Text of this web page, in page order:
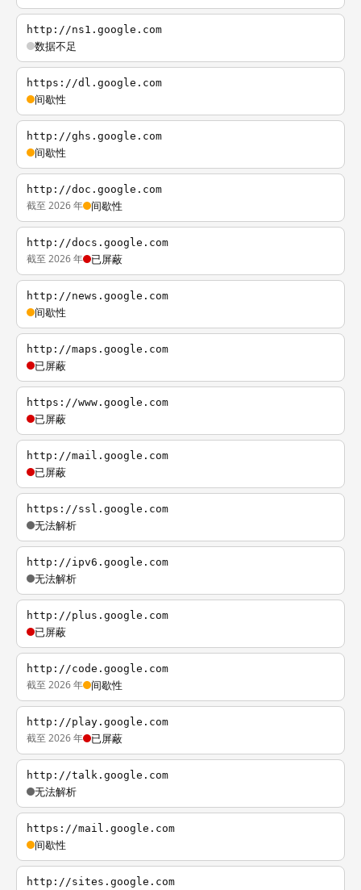
http://ns1.google.com
数据不足
https://dl.google.com
间歇性
http://ghs.google.com
间歇性
http://doc.google.com
截至 2026 年 间歇性
http://docs.google.com
截至 2026 年 已屏蔽
http://news.google.com
间歇性
http://maps.google.com
已屏蔽
https://www.google.com
已屏蔽
http://mail.google.com
已屏蔽
https://ssl.google.com
无法解析
http://ipv6.google.com
无法解析
http://plus.google.com
已屏蔽
http://code.google.com
截至 2026 年 间歇性
http://play.google.com
截至 2026 年 已屏蔽
http://talk.google.com
无法解析
https://mail.google.com
间歇性
http://sites.google.com